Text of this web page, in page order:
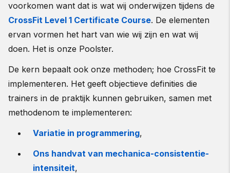
voorkomen want dat is wat wij onderwijzen tijdens de
CrossFit Level 1 Certificate Course. De elementen
ervan vormen het hart van wie wij zijn en wat wij
doen. Het is onze Poolster.
De kern bepaalt ook onze methoden; hoe CrossFit te
implementeren. Het geeft objectieve definities die
trainers in de praktijk kunnen gebruiken, samen met
methodenom te implementeren:
Variatie in programmering,
Ons handvat van mechanica-consistentie-
intensiteit,